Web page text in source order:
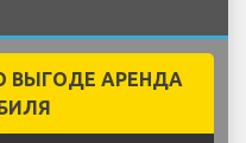
ВЫГОДЕ АРЕНДА